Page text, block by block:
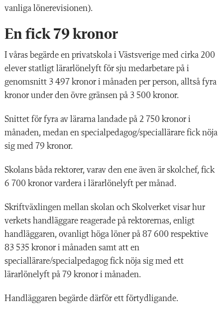
vanliga lönerevisionen).
En fick 79 kronor
I våras begärde en privatskola i Västsverige med cirka 200
elever statligt lärarlönelyft för sju medarbetare på i
genomsnitt 3 497 kronor i månaden per person, alltså fyra
kronor under den övre gränsen på 3 500 kronor.
Snittet för fyra av lärarna landade på 2 750 kronor i
månaden, medan en specialpedagog/speciallärare fick nöja
sig med 79 kronor.
Skolans båda rektorer, varav den ene även är skolchef, fick
6 700 kronor vardera i lärarlönelyft per månad.
Skriftväxlingen mellan skolan och Skolverket visar hur
verkets handläggare reagerade på rektorernas, enligt
handläggaren, ovanligt höga löner på 87 600 respektive
83 535 kronor i månaden samt att en
speciallärare/specialpedagog fick nöja sig med ett
lärarlönelyft på 79 kronor i månaden.
Handläggaren begärde därför ett förtydligande.